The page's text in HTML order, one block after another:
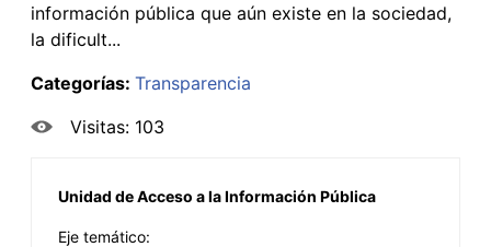
información pública que aún existe en la sociedad,
la dificult...
Categorías: Transparencia
Visitas: 103
Unidad de Acceso a la Información Pública
Eje temático: